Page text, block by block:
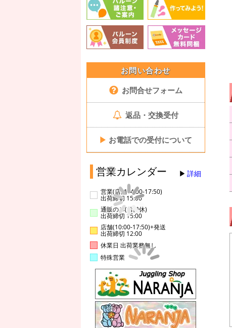
お問い合わせ
お問合せフォーム
返品・交換受付
▶ お電話での受付について
営業カレンダー 詳細
営業(店舗14:00-17:50)
出荷締切 15:00
通販のみ(店舗休)
出荷締切 15:00
店舗(10:00-17:50)+発送
出荷締切 12:00
休業日 出荷業務無し
特殊営業